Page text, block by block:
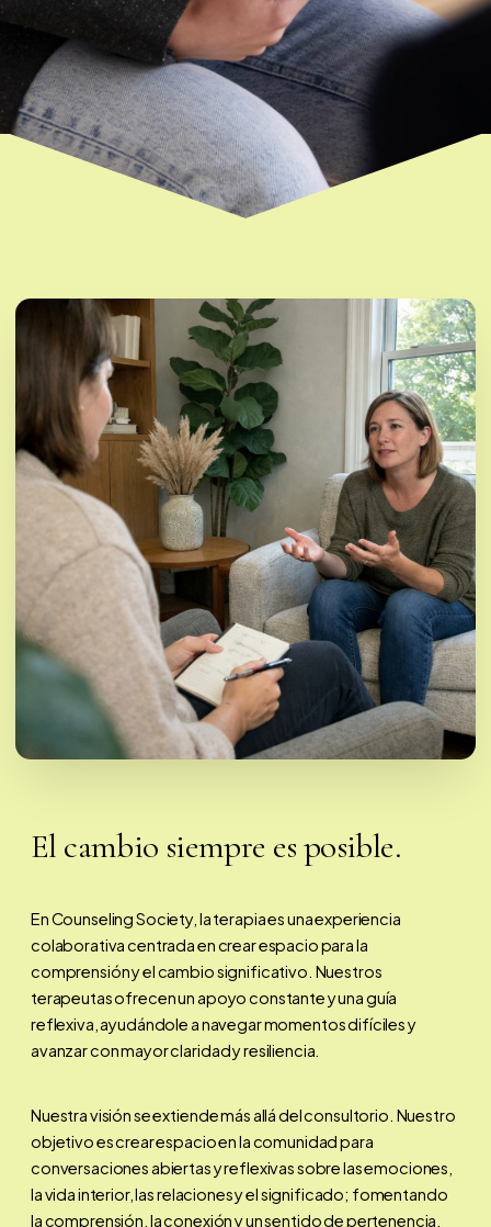
El cambio siempre es posible.
En Counseling Society, la terapia es una experiencia
colaborativa centrada en crear espacio para la
comprensión y el cambio significativo. Nuestros
terapeutas ofrecen un apoyo constante y una guía
reflexiva, ayudándole a navegar momentos difíciles y
avanzar con mayor claridad y resiliencia.
Nuestra visión se extiende más allá del consultorio. Nuestro
objetivo es crear espacio en la comunidad para
conversaciones abiertas y reflexivas sobre las emociones,
la vida interior, las relaciones y el significado; fomentando
la comprensión, la conexión y un sentido de pertenencia.